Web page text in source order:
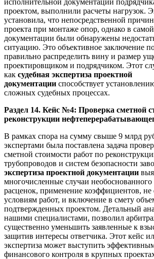
проектом, выполнили расчеты нагрузок.
установила, что непосредственной
проекта при монтаже опор, однако в
документации были обнаружены
ситуацию. Это объективное заключение
правильно распределить вину и размер
проектировщиком и подрядчиком. Этот
как судебная экспертиза проектной
документации способствует
сложных судебных процессах.
Раздел 14. Кейс №4: Проверка сметной
реконструкции
В рамках спора на сумму свыше 9 млрд
экспертами была поставлена задача
сметной стоимости работ по
трубопроводов и систем безопасности
экспертиза проектной документации
многочисленные случаи
расценок, применение коэффициентов, не
условиям работ, и включение в смету
подтвержденных проектом. Детальный
нашими специалистами, позволил
существенно уменьшить заявленные к
защитив интересы ответчика. Этот кейс
экспертиза может выступить
финансового контроля в крупных